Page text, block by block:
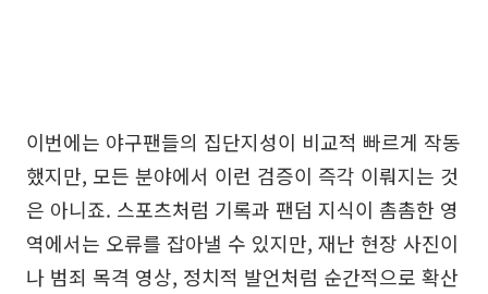
이번에는 야구팬들의 집단지성이 비교적 빠르게 작동
했지만, 모든 분야에서 이런 검증이 즉각 이뤄지는 것
은 아니죠. 스포츠처럼 기록과 팬덤 지식이 촘촘한 영
역에서는 오류를 잡아낼 수 있지만, 재난 현장 사진이
나 범죄 목격 영상, 정치적 발언처럼 순간적으로 확산